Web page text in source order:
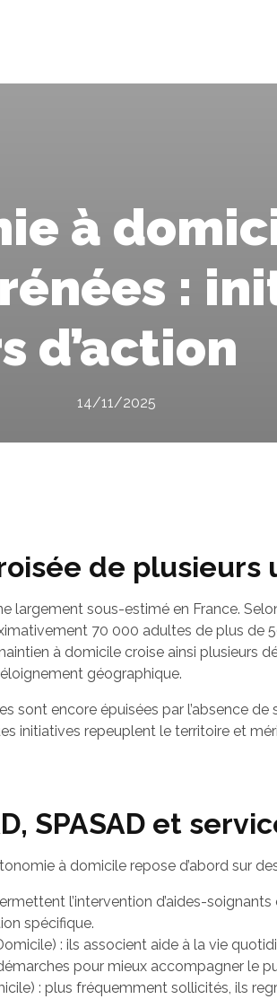
à
:
d’action
14/11/2025
de plusieurs
largement sous-estimé en France.
70 000 adultes de plus de
à domicile croise ainsi plusieurs
géographique.
sont encore épuisées par l’absence
initiatives repeuplent le territoire et
SPASAD et
à domicile repose d’abord sur
l’intervention d’aides-
spécifique.
: ils associent aide à la vie
pour mieux accompagner le
: plus fréquemment sollicités, ils